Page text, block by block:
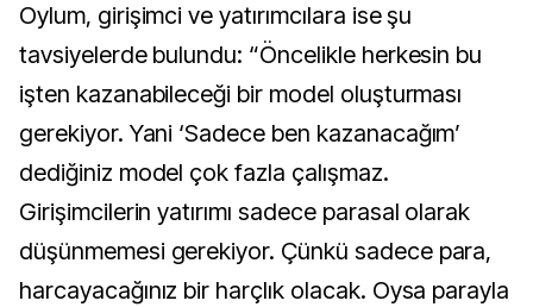
Oylum, girişimci ve yatırımcılara ise şu
tavsiyelerde bulundu: “Öncelikle herkesin bu
işten kazanabileceği bir model oluşturması
gerekiyor. Yani ‘Sadece ben kazanacağım’
dediğiniz model çok fazla çalışmaz.
Girişimcilerin yatırımı sadece parasal olarak
düşünmemesi gerekiyor. Çünkü sadece para,
harcayacağınız bir harçlık olacak. Oysa parayla